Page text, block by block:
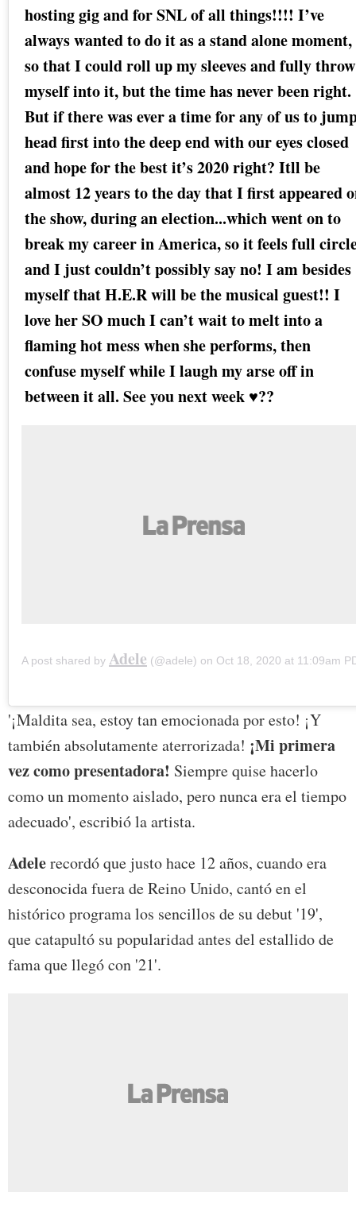
hosting gig and for SNL of all things!!!! I’ve
always wanted to do it as a stand alone moment,
so that I could roll up my sleeves and fully throw
myself into it, but the time has never been right.
But if there was ever a time for any of us to
head first into the deep end with our eyes closed
and hope for the best it’s 2020 right? Itll be
almost 12 years to the day that I first appeared
the show, during an election...which went on to
break my career in America, so it feels full
and I just couldn’t possibly say no! I am besides
myself that H.E.R will be the musical guest!! I
love her SO much I can’t wait to melt into a
flaming hot mess when she performs, then
confuse myself while I laugh my arse off in
between it all. See you next week ♥️??
A post shared by Adele (@adele) on Oct 18, 2020 at 11:09am
'¡Maldita sea, estoy tan emocionada por esto! ¡Y
también absolutamente aterrorizada! ¡Mi primera
vez como presentadora! Siempre quise hacerlo
como un momento aislado, pero nunca era el tiempo
adecuado', escribió la artista.
Adelerecordó que justo hace 12 años, cuando era
desconocida fuera de Reino Unido, cantó en el
histórico programa los sencillos de su debut '19',
que catapultó su popularidad antes del estallido de
fama que llegó con '21'.